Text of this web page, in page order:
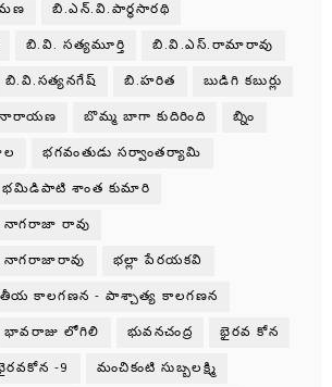
బి.ఎన్.వి.పార్థసారథి
బి.వి. సత్యమూర్తి బి.వి.ఎస్.రామారావు
బి.వి.సత్యనగేష్ బి.హరిత బుడిగి కబుర్లు
నారాయణ బొమ్మ బాగా కుదిరింది బ్నిం
భగవంతుడు సర్వాంతర్యామి
భమిడిపాటి శాంత కుమారి
నాగరాజా రావు
నాగరాజారావు భల్లా పేరయకవి
కాలగణన - పాశ్చాత్య కాలగణన
భావరాజు లోగిలి భువనచంద్ర భైరవ కోన
-9 మంచికంటి సుబ్బలక్ష్మి